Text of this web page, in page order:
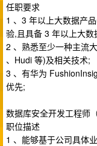
任职要求
1 、3 年以上大数据产
验,且具备 3 年以上大数
2 、熟悉至少一种主流
、Hudi 等)及相关技术;
3 、有华为
优先;
数据库安全开发工程师
职位描述
1 、能够基于公司具体